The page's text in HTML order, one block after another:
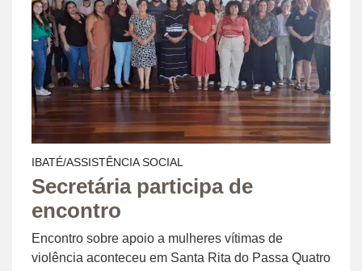
IBATÉ/ASSISTÊNCIA SOCIAL
Secretária participa de
encontro
Encontro sobre apoio a mulheres vítimas de
violência aconteceu em Santa Rita do Passa Quatro